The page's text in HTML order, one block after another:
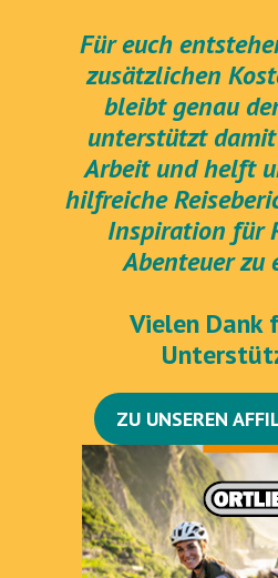
Für euch
zusätzlichen
bleibt genau
unterstützt
Arbeit und helft
hilfreiche
Inspiration für
Abenteuer zu
Vielen Dank
ZU UNSEREN